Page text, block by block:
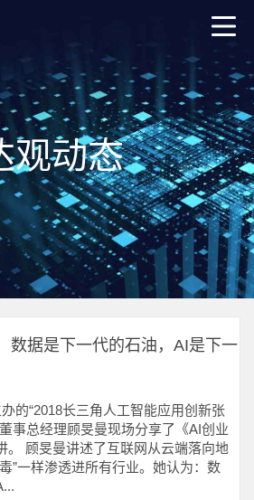
观动态
数据是下一代的石油，AI是下一
的“2018长三角人工智能应用创新张
事总经理顾旻曼现场分享了《AI创业
。 顾旻曼讲述了互联网从云端落向地
”一样渗透进所有行业。她认为：数